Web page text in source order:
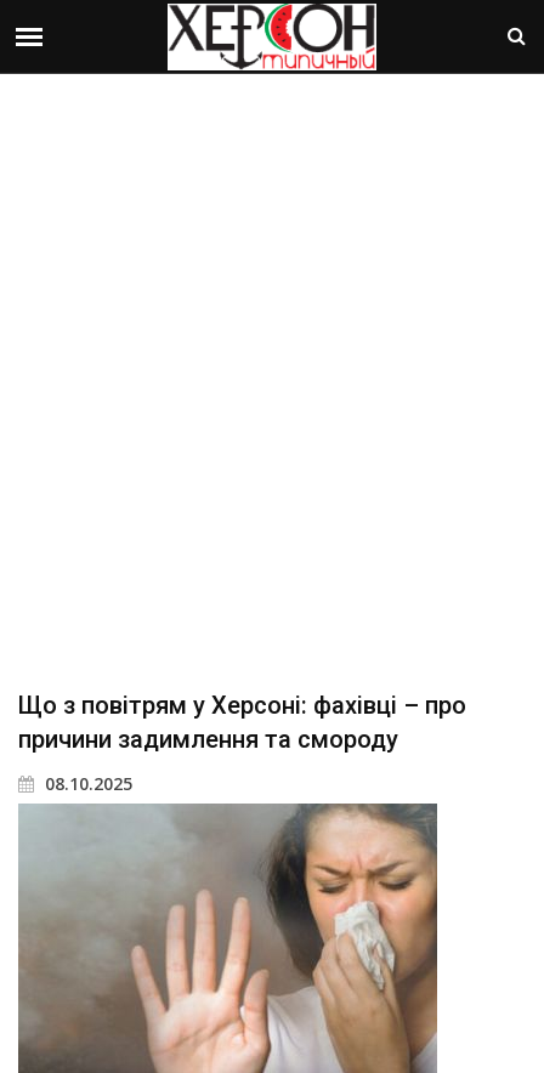
Що з повітрям у Херсоні: фахівці – про
причини задимлення та смороду
08.10.2025